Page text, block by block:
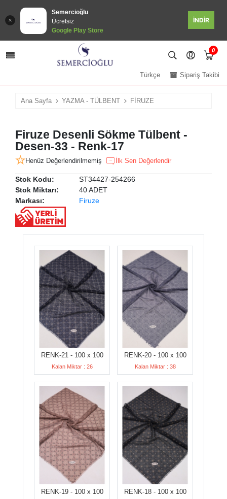
Semercioğlu
Ücretsiz
Google Play Store
İNDİR
0
Sipariş Takibi
Türkçe
Ana Sayfa YAZMA - TÜLBENT FİRUZE
Firuze Desenli Sökme Tülbent -
Desen-33 - Renk-17
Henüz Değerlendirilmemiş İlk Sen Değerlendir
Stok Kodu:
ST34427-254266
Stok Miktarı:
40 ADET
Markası:
Firuze
RENK-21 - 100 x 100
Kalan Miktar : 26
RENK-20 - 100 x 100
Kalan Miktar : 38
RENK-19 - 100 x 100 RENK-18 - 100 x 100